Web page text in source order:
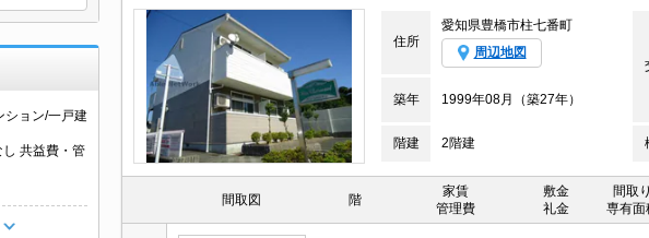
ション/一戸建
共益費・管
住所
愛知県豊橋市柱七番町
周辺地図
築年 1999年08月（築27年）
階建 2階建
間取図 階
家賃
管理費
敷金
礼金
間取り
専有面